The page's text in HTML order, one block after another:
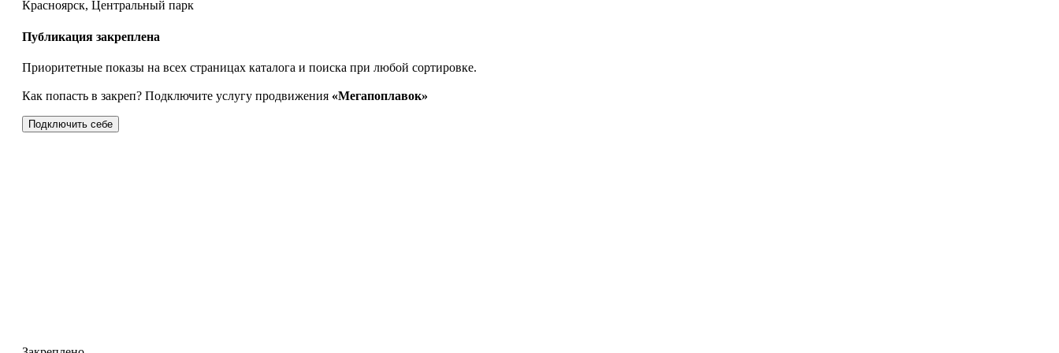
Красноярск, Центральный парк
Публикация закреплена
Приоритетные показы на всех страницах каталога и поиска при любой сортировке.
Как попасть в закреп? Подключите услугу продвижения «Мегапоплавок»
Подключить себе